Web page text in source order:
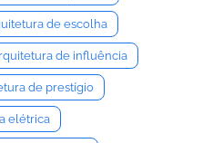
de escolha
de influência
de prestígio
elétrica